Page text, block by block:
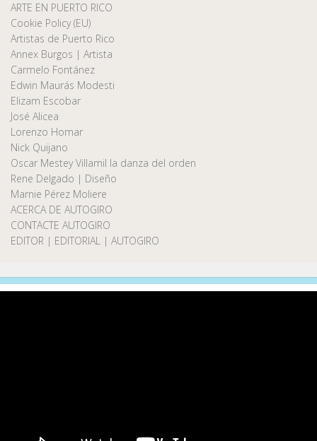
ARTE EN PUERTO RICO
Cookie Policy (EU)
Artistas de Puerto Rico
Annex Burgos | Artista
Carmelo Fontánez
Edwin Maurás Modesti
Elizam Escobar
José Alicea
Lorenzo Homar
Nick Quijano
Oscar Mestey Villamil la danza del orden
Rene Delgado | Diseño
Marnie Pérez Moliere
ACERCA DE AUTOGIRO
CONTACTE AUTOGIRO
EDITOR | EDITORIAL | AUTOGIRO